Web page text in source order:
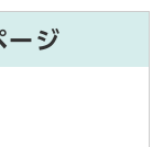
ージ